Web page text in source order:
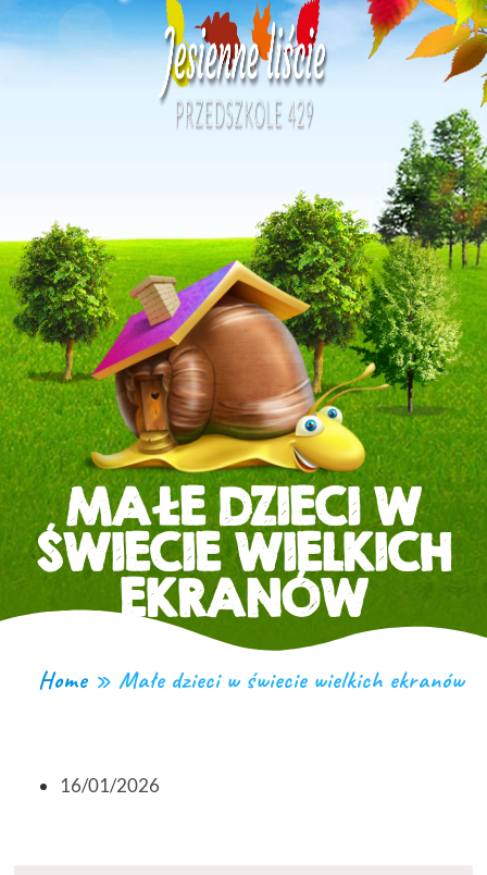
MAŁE DZIECI W
ŚWIECIE WIELKICH
EKRANÓW
Home» Małe dzieci w świecie wielkich ekranów
16/01/2026